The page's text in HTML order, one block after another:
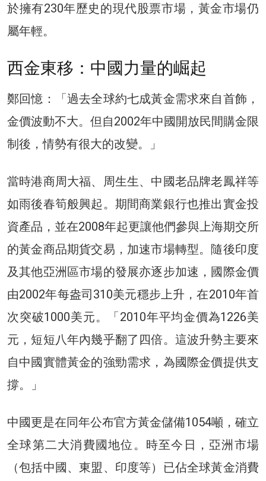
於擁有230年歷史的現代股票市場，黃金市場仍
屬年輕。
西金東移：中國力量的崛起
鄭回憶：「過去全球約七成黃金需求來自首飾，
金價波動不大。但自2002年中國開放民間購金限
制後，情勢有很大的改變。」
當時港商周大福、周生生、中國老品牌老鳳祥等
如雨後春筍般興起。期間商業銀行也推出實金投
資產品，並在2008年起更讓他們參與上海期交所
的黃金商品期貨交易，加速市場轉型。隨後印度
及其他亞洲區市場的發展亦逐步加速，國際金價
由2002年每盎司310美元穩步上升，在2010年首
次突破1000美元。「2010年平均金價為1226美
元，短短八年內幾乎翻了四倍。這波升勢主要來
自中國實體黃金的強勁需求，為國際金價提供支
撐。」
中國更是在同年公布官方黃金儲備1054噸，確立
全球第二大消費國地位。時至今日，亞洲市場
（包括中國、東盟、印度等）已佔全球黃金消費